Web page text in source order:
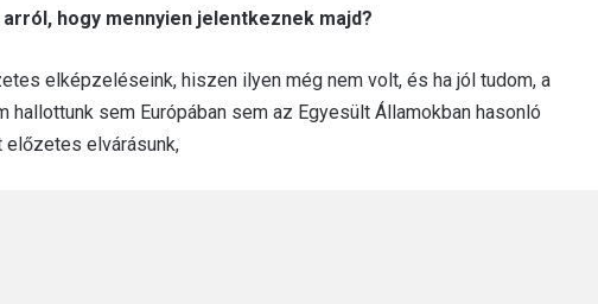
hogy mennyien jelentkeznek majd?
elképzeléseink, hiszen ilyen még nem volt, és ha jól tudom, a
sem Európában sem az Egyesült Államokban hasonló
előzetes elvárásunk,